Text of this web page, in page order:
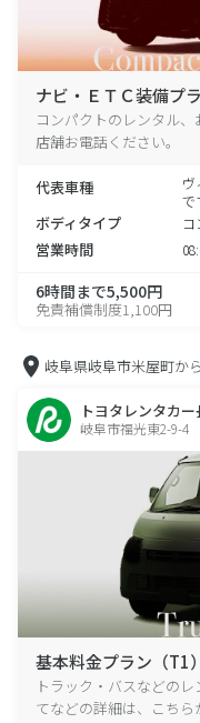
ナビ・ＥＴＣ装備プ
コンパクトのレンタル
店舗お電話ください。
代表車種
ヴ
で
ボディタイプ コ
営業時間
6時間まで5,500円
免責補償制度1,100円
岐阜県岐阜市米屋町から
トヨタレンタカ
岐阜市福光東2-9-4
基本料金プラン（T1）
トラック・バスなどの
てなどの詳細は、こちら